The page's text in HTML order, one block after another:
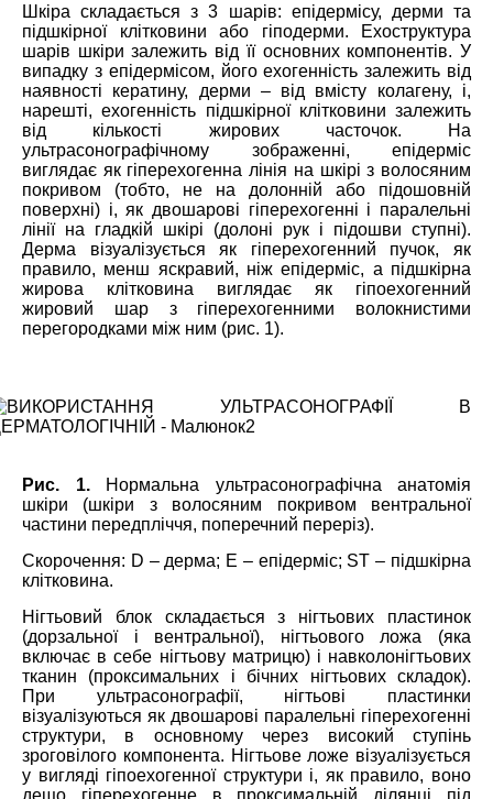
Шкіра складається з 3 шарів: епідермісу, дерми та
підшкірної клітковини або гіподерми. Ехоструктура
шарів шкіри залежить від її основних компонентів. У
випадку з епідермісом, його ехогенність залежить від
наявності кератину, дерми – від вмісту колагену, і,
нарешті, ехогенність підшкірної клітковини залежить
від кількості жирових часточок. На
ультрасонографічному зображенні, епідерміс
виглядає як гіперехогенна лінія на шкірі з волосяним
покривом (тобто, не на долонній або підошовній
поверхні) і, як двошарові гіперехогенні і паралельні
лінії на гладкій шкірі (долоні рук і підошви ступні).
Дерма візуалізується як гіперехогенний пучок, як
правило, менш яскравий, ніж епідерміс, а підшкірна
жирова клітковина виглядає як гіпоехогенний
жировий шар з гіперехогенними волокнистими
перегородками між ним (рис. 1).
Рис. 1.Нормальна ультрасонографічна анатомія
шкіри (шкіри з волосяним покривом вентральної
частини передпліччя, поперечний переріз).
Скорочення: D – дерма; Е – епідерміс; ST – підшкірна
клітковина.
Нігтьовий блок складається з нігтьових пластинок
(дорзальної і вентральної), нігтьового ложа (яка
включає в себе нігтьову матрицю) і навколонігтьових
тканин (проксимальних і бічних нігтьових складок).
При ультрасонографії, нігтьові пластинки
візуалізуються як двошарові паралельні гіперехогенні
структури, в основному через високий ступінь
зроговілого компонента. Нігтьове ложе візуалізується
у вигляді гіпоехогенної структури і, як правило, воно
дещо гіперехогенне в проксимальній ділянці під